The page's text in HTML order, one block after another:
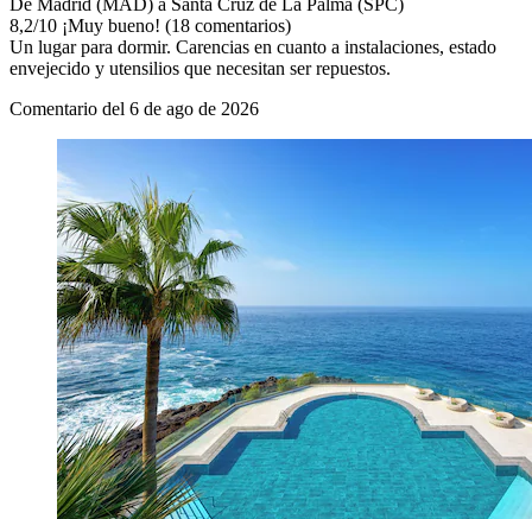
De Madrid (MAD) a Santa Cruz de La Palma (SPC)
8,2/10 ¡Muy bueno! (18 comentarios)
Un lugar para dormir. Carencias en cuanto a instalaciones, estado
envejecido y utensilios que necesitan ser repuestos.
Comentario del 6 de ago de 2026